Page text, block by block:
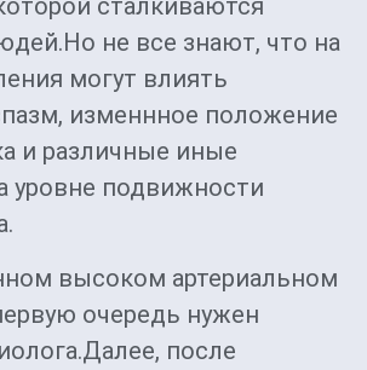
сталкиваются
не все знают, что на
могут влиять
изменнное положение
и различные иные
уровне подвижности
высоком артериальном
очередь нужен
после